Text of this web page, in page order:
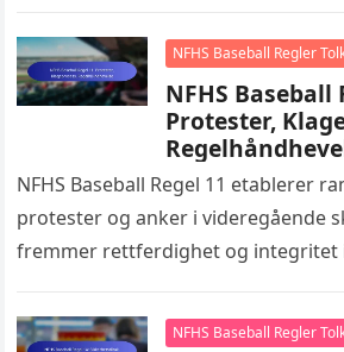
NFHS Baseball Regler
NFHS Baseball
Protester,
NFHS Baseball Regel 11 etablerer
protester og anker i videregående
fremmer rettferdighet og integritet
NFHS Baseball Regler